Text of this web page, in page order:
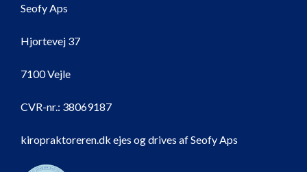
Seofy Aps
Hjortevej 37
7100 Vejle
CVR-nr.: 38069187
kiropraktoreren.dk ejes og drives af Seofy Aps